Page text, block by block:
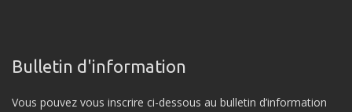
Bulletin d'information
Vous pouvez vous inscrire ci-dessous au bulletin d’information